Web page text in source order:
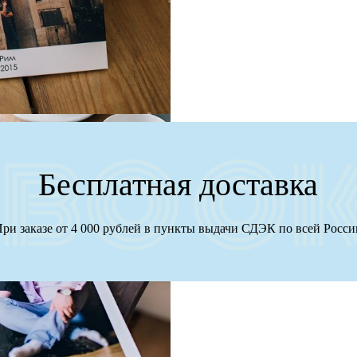
Бесплатная доставка
заказе от 4 000 рублей в пункты выдачи СДЭК по всей